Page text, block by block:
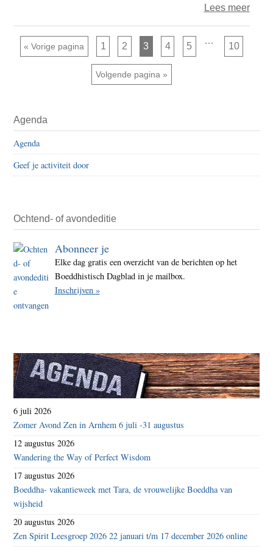
Lees meerover
«Ga naar
Vorige pagina Pagina
1 Pagina
2 Pagina
3 Pagina
4 Pagina
5
Interim
pagina's
… Pagina
10
Ga naar
Volgende pagina »
Sidebar
Agenda
Agenda
Geef je activiteit door
Ochtend- of avondeditie
Abonneer je
Elke dag gratis een overzicht van de berichten op het
Boeddhistisch Dagblad in je mailbox.
Inschrijven »
6 juli 2026
Zomer Avond Zen in Arnhem 6 juli -31 augustus
12 augustus 2026
Wandering the Way of Perfect Wisdom
17 augustus 2026
Boeddha- vakantieweek met Tara, de vrouwelijke Boeddha van
wijsheid
20 augustus 2026
Zen Spirit Leesgroep 2026 22 januari t/m 17 december 2026 online